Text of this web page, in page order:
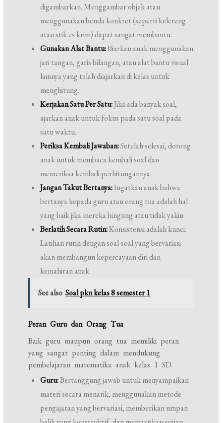
digambarkan. Menggambar objek atau
menggunakan benda konkret (seperti kelereng
atau stik es krim) dapat sangat membantu.
Gunakan Alat Bantu:Biarkan anak menggunakan
jari tangan, garis bilangan, atau alat bantu visual
lainnya yang telah diajarkan di kelas untuk
menghitung.
Kerjakan Satu Per Satu:Jika ada banyak soal,
ajarkan anak untuk fokus pada satu soal pada
satu waktu.
Periksa Kembali Jawaban:Setelah selesai, dorong
anak untuk membaca kembali soal dan
memeriksa kembali perhitungannya.
Jangan Takut Bertanya:Ingatkan anak bahwa
bertanya kepada guru atau orang tua adalah hal
yang baik jika mereka bingung atau tidak yakin.
Berlatih Secara Rutin:Konsistensi adalah kunci.
Latihan rutin dengan soal-soal yang bervariasi
akan membangun kepercayaan diri dan
kemahiran anak.
See also Soal pkn kelas 8 semester 1
Peran Guru dan Orang Tua
Baik guru maupun orang tua memiliki peran
yang sangat penting dalam mendukung
pembelajaran matematika anak kelas 1 SD.
Guru:Bertanggung jawab untuk menyampaikan
materi secara menarik, menggunakan metode
pengajaran yang bervariasi, memberikan umpan